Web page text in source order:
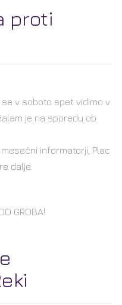
proti
v soboto spet vidimo v
je na sporedu ob
informatorji, Plac
dalje.
GROBA!